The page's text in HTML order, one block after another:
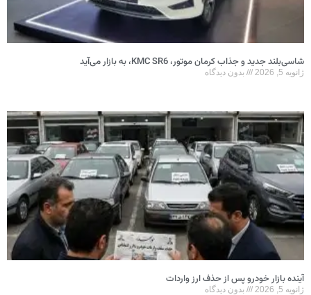
شاسی‌بلند جدید و جذاب کرمان موتور، KMC SR6، به بازار می‌آید
ژانویه 5, 2026 بدون دیدگاه
آینده بازار خودرو پس از حذف ارز واردات
ژانویه 5, 2026 بدون دیدگاه